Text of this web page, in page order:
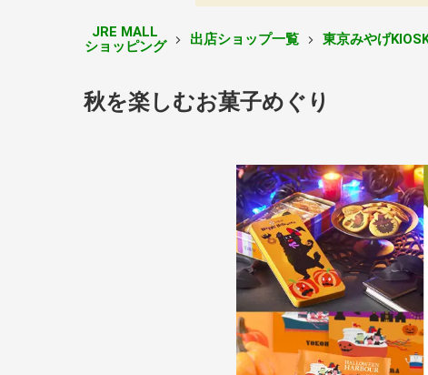
JRE MALL
ショッピング
出店ショップ一覧 東京みやげ
秋を楽しむお菓子めぐり